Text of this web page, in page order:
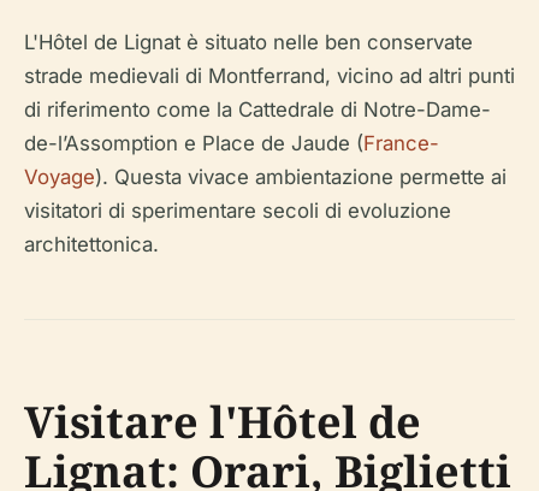
L'Hôtel de Lignat è situato nelle ben conservate
strade medievali di Montferrand, vicino ad altri punti
di riferimento come la Cattedrale di Notre-Dame-
de-l’Assomption e Place de Jaude (France-
Voyage). Questa vivace ambientazione permette ai
visitatori di sperimentare secoli di evoluzione
architettonica.
Visitare l'Hôtel de
Lignat: Orari, Biglietti